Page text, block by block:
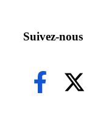
Suivez-nous